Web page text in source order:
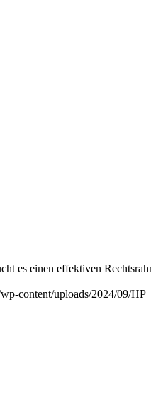
es einen effektiven